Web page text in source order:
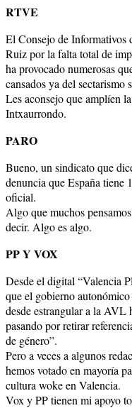
RTVE
El Consejo de
Ruiz por la falta total de
ha provocado numerosas
cansados ya del sectarismo
Les aconsejo que amplíen
Intxaurrondo.
PARO
Bueno, un sindicato que
denuncia que España tiene
oficial.
Algo que muchos
decir. Algo es algo.
PP Y VOX
Desde el digital “Valencia
que el gobierno
desde estrangular a la AVL
pasando por retirar
de género”.
Pero a veces a algunos
hemos votado en mayoría
cultura woke en Valencia.
Vox y PP tienen mi apoyo